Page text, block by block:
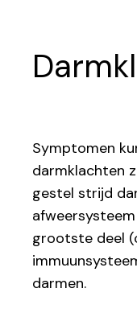
Symptomen
darmklachten
gestel strijd
grootste deel
darmen.